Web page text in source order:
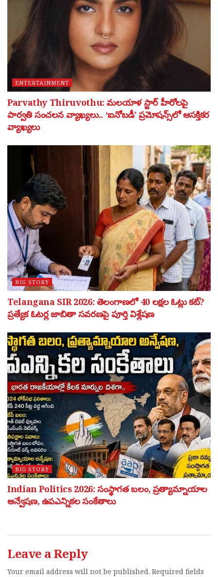
ENTERTAINMENT
Parvathy Thiruvothu: మలయాళ స్టార్ హీరోలపై
పార్వతి సంచలన వ్యాఖ్యలు.. ‘ఐనోబడీ’ ప్రమోషన్స్‌లో ఆసక్తికర
వ్యాఖ్యలు
BIG STORY
Telangana SIR 2026: తెలంగాణలో 40 లక్షల ఓట్లు కట్?
ప్రత్యేక ఓటర్ల జాబితా సవరణపై పూర్తి విశ్లేషణ
BIG STORY
Indian Politics 2026: సంస్థాగత బలం, ప్రత్యామ్నాయాల
అన్వేషణ, ఉపఎన్నికల సంకేతాలు
Leave a Reply
Your email address will not be published. Required fields